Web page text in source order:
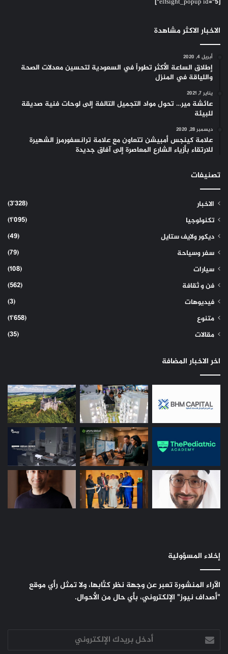
الاخبار الاكثر مشاهدة
أبريل 4, 2020
إطلاق الساعة الأكثر تطوراً في السعودية لتحسين معدلات الصحة
واللياقة في المنزل
يناير 7, 2021
عائشة مير… تحول مواد التجميل التالفة إلى لوحات فنية صديقة
للبيئة
ديسمبر 28, 2020
علامة كينجس أمبيشن تتعاون مع علامة ترانسفورمرز الشهيرة
للارتقاء بأزياء الشارع المعاصرة إلى آفاق جديدة
تصنيفات
الاخبار
(3٬328)
تكنولوجيا
(1٬095)
ديكور ولايف ستايل
(49)
سفر وسياحة
(79)
سيارات
(108)
فن و ثقافة
(562)
فيديوهات
(3)
متنوع
(1٬658)
مقالات
(35)
اخر الاخبار المضافة
إخلاء المسؤولية
الآراء المنشورة تعبر عن وجهة نظر كتَّابها، ولا تمثل رأي موقع
"أصداف نيوز" الإلكتروني، بأي حال من الأحوال.
أدخل
بريدك